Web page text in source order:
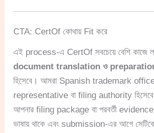
CTA: CertOf কোথায় Fit করে
এই process-এ CertOf সবচেয়ে বেশি কাজে
document translation ও
হিসেবে। আমরা Spanish trademark
representative বা filing authority হিসেবে
আপনার filing package বা পরবর্তী evidence
ভাষায় থাকে এবং submission-এর আগে